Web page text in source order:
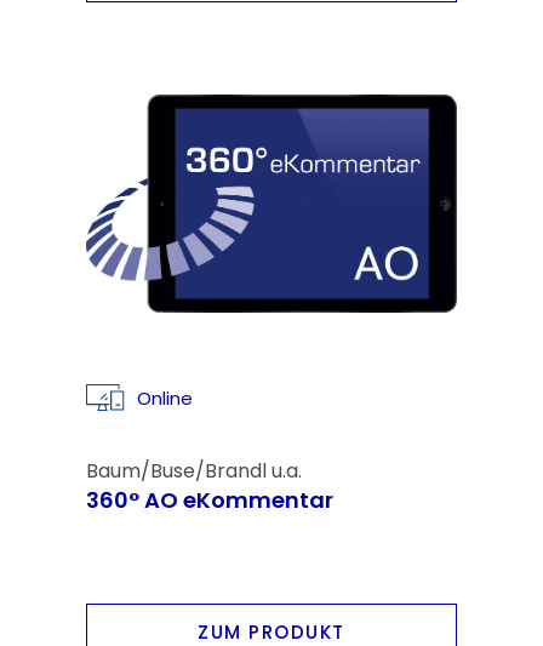
Online
Baum/Buse/Brandl u.a.
360° AO eKommentar
ZUM PRODUKT